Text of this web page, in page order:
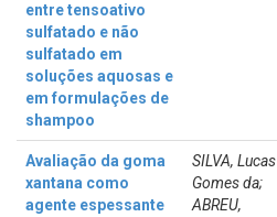
entre tensoativo
sulfatado e não
sulfatado em
soluções aquosas e
em formulações de
shampoo
Avaliação da goma
xantana como
agente espessante
SILVA, Lucas
Gomes da;
ABREU,